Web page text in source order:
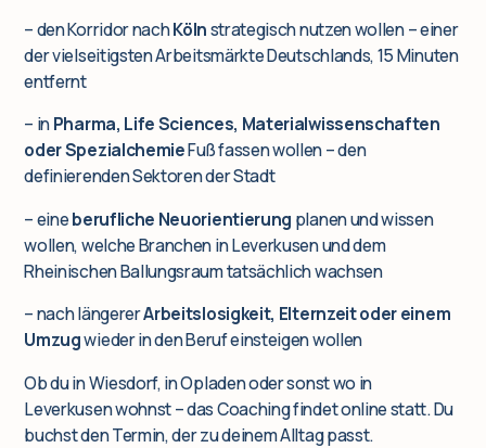
– den Korridor nachKölnstrategisch nutzen wollen – einer
der vielseitigsten Arbeitsmärkte Deutschlands, 15 Minuten
entfernt
– inPharma, Life Sciences, Materialwissenschaften
oder SpezialchemieFuß fassen wollen – den
definierenden Sektoren der Stadt
– eineberufliche Neuorientierung planen und wissen
wollen, welche Branchen in Leverkusen und dem
Rheinischen Ballungsraum tatsächlich wachsen
– nach längererArbeitslosigkeit, Elternzeit oder einem
Umzugwieder in den Beruf einsteigen wollen
Ob du in Wiesdorf, in Opladen oder sonst wo in
Leverkusen wohnst – das Coaching findet online statt. Du
buchst den Termin, der zu deinem Alltag passt.